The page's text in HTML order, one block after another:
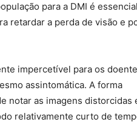
para a DMI é essencial
retardar a perda de visão e
impercetível para os
assintomática. A forma
notar as imagens distorcidas
relativamente curto de